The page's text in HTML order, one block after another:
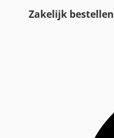
Zakelijk bestellen